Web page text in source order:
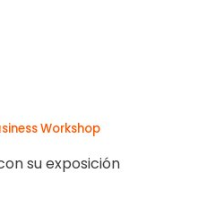
Workshop
su exposición